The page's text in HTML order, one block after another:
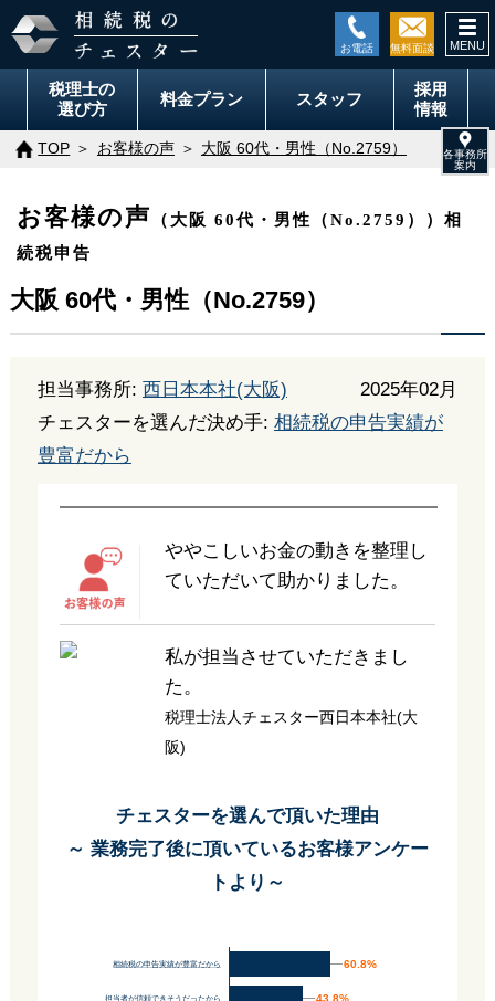
税理士の
選び方
料金プラン スタッフ
採用
情報
TOP お客様の声 大阪 60代・男性（No.2759）
お客様の声
（大阪 60代・男性（No.2759））相
続税申告
大阪 60代・男性（No.2759）
担当事務所: 西日本本社(大阪)
2025年02月
チェスターを選んだ決め手: 相続税の申告実績が
豊富だから
ややこしいお金の動きを整理し
ていただいて助かりました。
私が担当させていただきまし
た。
税理士法人チェスター西日本本社(大
阪)
チェスターを選んで頂いた理由
～ 業務完了後に頂いているお客様アンケー
トより～
相続税の申告実績が豊富だから
担当者が信頼できそうだったから
60.8%
60.8%
43.8%
43.8%